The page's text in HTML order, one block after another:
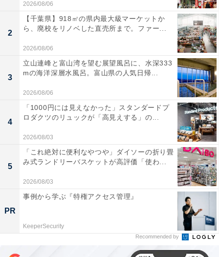
2026/08/06
2
【千葉県】918㎡の県内最大級マーケットか
ら、廃校をリノベした直売所まで。ファー...
2026/08/06
3
立山連峰と富山湾を望む展望風呂に、水深333
mの海洋深層水風呂。富山県の人気日帰...
2026/08/06
4
「1000円には見えなかった」スタンダードプ
ロダクツのリュックが「高見えする」の...
2026/08/03
5
「これ絶対に便利なやつや」ダイソーの折り畳
み式ランドリーバスケットが高評価「使わ...
2026/08/03
PR
事例から学ぶ『特権アクセス管理』
KeeperSecurity
Recommended by